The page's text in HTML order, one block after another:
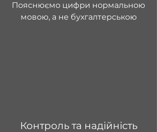
Пояснюємо цифри нормальною
мовою, а не бухгалтерською
Контроль та надійність